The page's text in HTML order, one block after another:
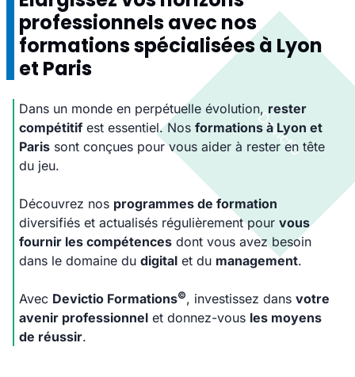
professionnels avec nos
formations spécialisées à Lyon
et Paris
Dans un monde en perpétuelle évolution,rester
compétitif est essentiel. Nos formations à Lyon et
Paris sont conçues pour vous aider à rester en tête
du jeu.
Découvrez nos programmes de formation
diversifiés et actualisés régulièrement pour vous
fournir les compétences dont vous avez besoin
dans le domaine du digital et du management.
Avec Devictio Formations©, investissez dans votre
avenir professionnel et donnez-vous les moyens
de réussir.